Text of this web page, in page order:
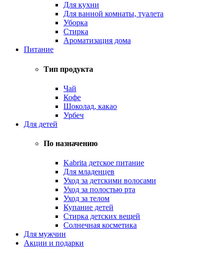
Для кухни
Для ванной комнаты, туалета
Уборка
Стирка
Ароматизация дома
Питание
Тип продукта
Чай
Кофе
Шоколад, какао
Урбеч
Для детей
По назначению
Kabrita детское питание
Для младенцев
Уход за детскими волосами
Уход за полостью рта
Уход за телом
Купание детей
Стирка детских вещей
Солнечная косметика
Для мужчин
Акции и подарки